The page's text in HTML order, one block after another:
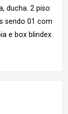
ducha. 2 piso:
sendo 01 com
e box blindex.